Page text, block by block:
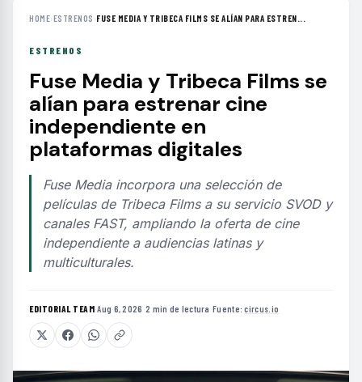
HOME›ESTRENOS ›FUSE MEDIA Y TRIBECA FILMS SE ALÍAN PARA ESTREN...
ESTRENOS
Fuse Media y Tribeca Films se
alían para estrenar cine
independiente en
plataformas digitales
Fuse Media incorpora una selección de
películas de Tribeca Films a su servicio SVOD y
canales FAST, ampliando la oferta de cine
independiente a audiencias latinas y
multiculturales.
EDITORIAL TEAM·Aug 6, 2026 ·2 min de lectura ·Fuente:circus.io